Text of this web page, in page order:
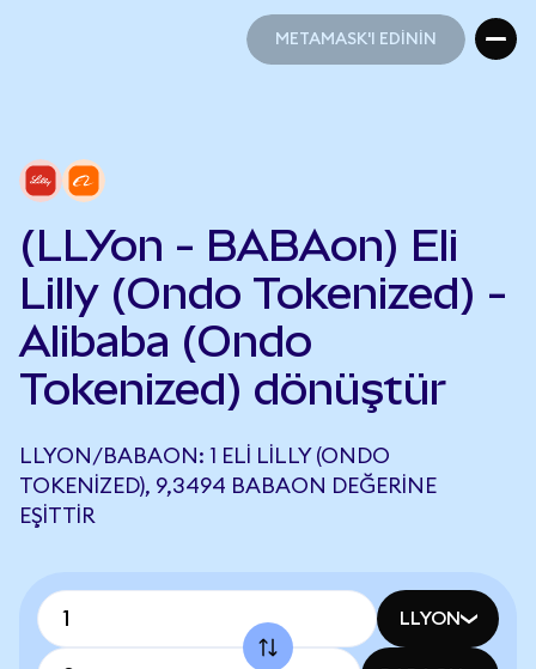
METAMASK'I EDİNİN
(LLYon - BABAon) Eli
Lilly (Ondo Tokenized) -
Alibaba (Ondo
Tokenized) dönüştür
LLYON/BABAON: 1 ELI LILLY (ONDO
TOKENIZED), 9,3494 BABAON DEĞERINE
EŞITTIR
LLYON